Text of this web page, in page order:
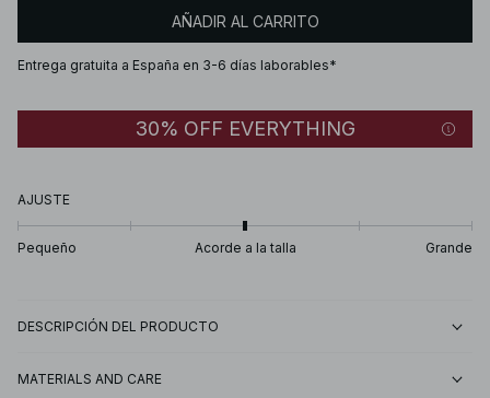
AÑADIR AL CARRITO
Entrega gratuita a España en 3-6 días laborables*
30% OFF EVERYTHING
AJUSTE
Pequeño Acorde a la talla Grande
DESCRIPCIÓN DEL PRODUCTO
MATERIALS AND CARE